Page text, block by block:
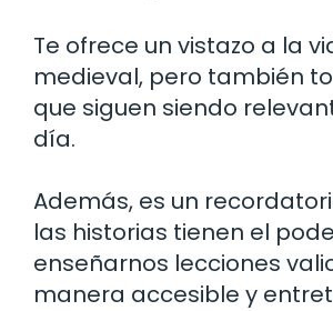
Te ofrece un vistazo a la
medieval, pero también
que siguen siendo
día.
Además, es un
las historias tienen el
enseñarnos lecciones
manera accesible y